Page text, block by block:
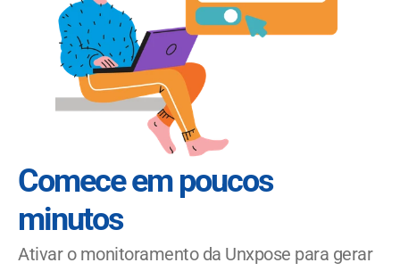
Comece em poucos
minutos
Ativar o monitoramento da Unxpose para gerar